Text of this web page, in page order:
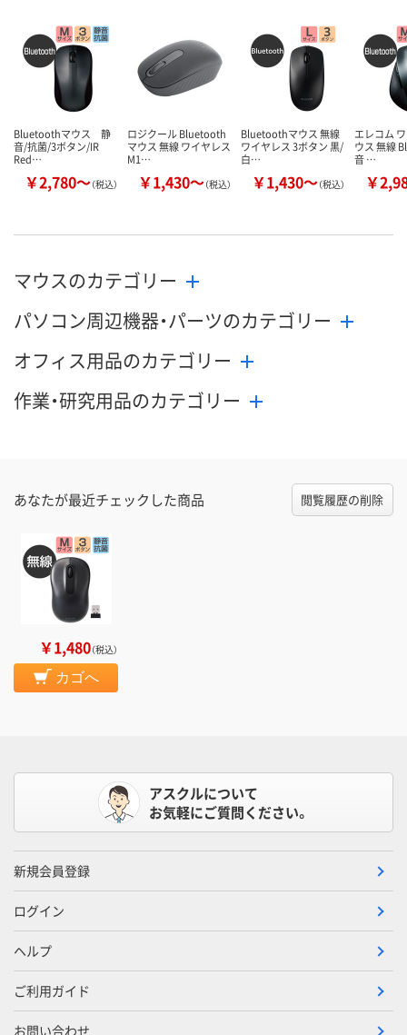
した
カゴへ カ
Bluetoothマウス 静
音/抗菌/3ボタン/IR
Red…
￥2,780～（税込）
ロジクール Bluetooth
マウス 無線 ワイヤレス
M1…
￥1,430～（税込）
Bluetoothマウス 無線
ワイヤレス 3ボタン 黒/
白…
￥1,430～（税込）
エレコム
ウス 無線
音 …
￥
マウスのカテゴリー
パソコン周辺機器・パーツのカテゴリー
オフィス用品のカテゴリー
作業・研究用品のカテゴリー
あなたが最近チェックした商品 閲覧履歴の削除
￥1,480（税込）
カゴへ
アスクルについて
お気軽にご質問ください。
新規会員登録
ログイン
ヘルプ
ご利用ガイド
お問い合わせ